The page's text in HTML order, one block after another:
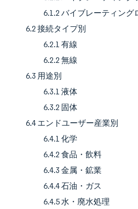
6.1.2 バイブレーティング
6.2 接続タイプ別
6.2.1 有線
6.2.2 無線
6.3 用途別
6.3.1 液体
6.3.2 固体
6.4 エンドユーザー産業別
6.4.1 化学
6.4.2 食品・飲料
6.4.3 金属・鉱業
6.4.4 石油・ガス
6.4.5 水・廃水処理